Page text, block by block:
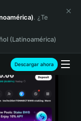
. ¿Te
(Latinoamérica)
Descargar ahora